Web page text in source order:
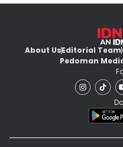
About UsEditorial Team
Pedoman